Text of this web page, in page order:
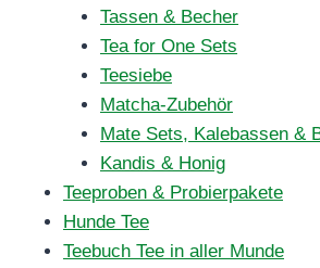
Tassen & Becher
Tea for One Sets
Teesiebe
Matcha-Zubehör
Mate Sets, Kalebassen &
Kandis & Honig
Teeproben & Probierpakete
Hunde Tee
Teebuch Tee in aller Munde